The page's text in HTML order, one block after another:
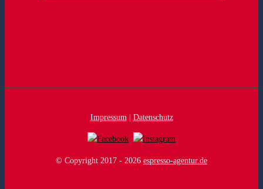
Impressum| Datenschutz
© Copyright 2017 - 2026 espresso-agentur.de